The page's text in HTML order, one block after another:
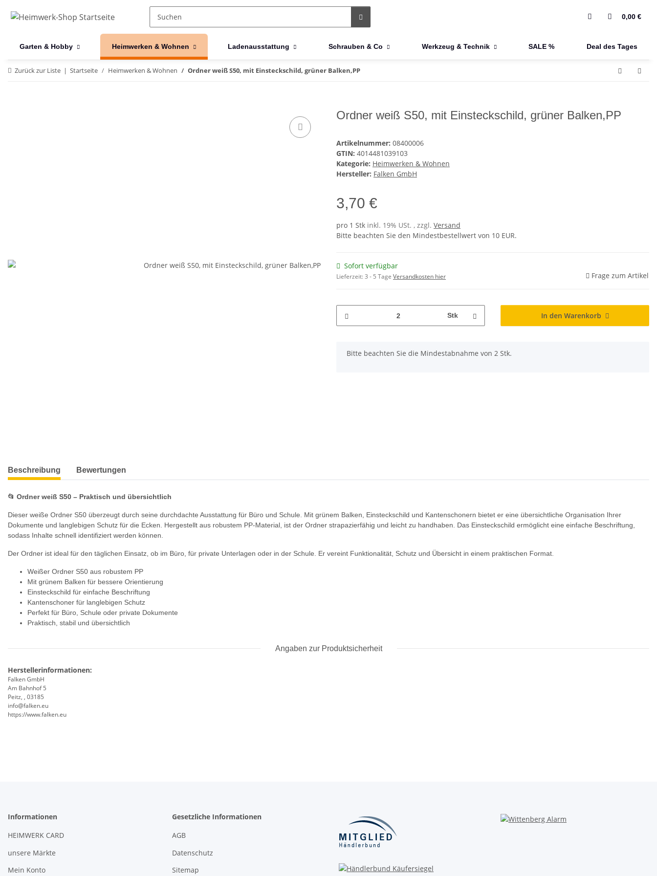
0,00 €
Garten & Hobby Heimwerken & Wohnen Ladenausstattung Schrauben & Co Werkzeug & Technik SALE % Deal des Tages
Zurück zur Liste Startseite Heimwerken & Wohnen Ordner weiß S50, mit Einsteckschild, grüner Balken,PP
Ordner weiß S50, mit Einsteckschild, grüner Balken,PP
Artikelnummer: 08400006
GTIN: 4014481039103
Kategorie: Heimwerken & Wohnen
Hersteller: Falken GmbH
3,70 €
pro 1 Stk inkl. 19% USt. , zzgl. Versand
Bitte beachten Sie den Mindestbestellwert von 10 EUR.
Sofort verfügbar
Lieferzeit:3 - 5 Tage Versandkosten hier Frage zum Artikel
Stk In den Warenkorb
x
Bitte beachten Sie die Mindestabnahme von 2 Stk.
weitere Registerkarten anzeigen
Beschreibung Bewertungen
📂 Ordner weiß S50 – Praktisch und übersichtlich
Dieser weiße Ordner S50 überzeugt durch seine durchdachte Ausstattung für Büro und Schule. Mit grünem Balken, Einsteckschild und Kantenschonern bietet er eine übersichtliche Organisation Ihrer
Dokumente und langlebigen Schutz für die Ecken. Hergestellt aus robustem PP-Material, ist der Ordner strapazierfähig und leicht zu handhaben. Das Einsteckschild ermöglicht eine einfache Beschriftung,
sodass Inhalte schnell identifiziert werden können.
Der Ordner ist ideal für den täglichen Einsatz, ob im Büro, für private Unterlagen oder in der Schule. Er vereint Funktionalität, Schutz und Übersicht in einem praktischen Format.
Weißer Ordner S50 aus robustem PP
Mit grünem Balken für bessere Orientierung
Einsteckschild für einfache Beschriftung
Kantenschoner für langlebigen Schutz
Perfekt für Büro, Schule oder private Dokumente
Praktisch, stabil und übersichtlich
Angaben zur Produktsicherheit
Herstellerinformationen:
Falken GmbH
Am Bahnhof 5
Peitz, , 03185
info@falken.eu
https://www.falken.eu
Informationen
HEIMWERK CARD
unsere Märkte
Mein Konto
Gesetzliche Informationen
AGB
Datenschutz
Sitemap